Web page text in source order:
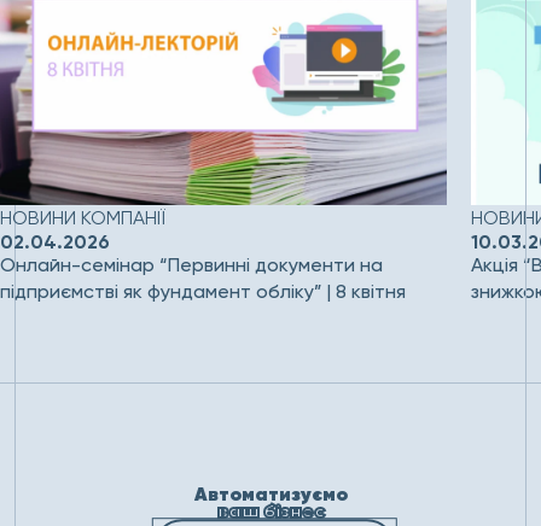
НОВИНИ КОМПАНІЇ
02.04.2026
Онлайн-семінар “Первинні документи на
підприємстві як фундамент обліку” | 8 квітня
Акція
Автоматизуємо
ваш бізнес